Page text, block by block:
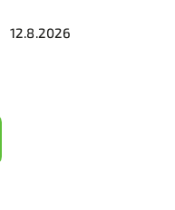
12.8.2026